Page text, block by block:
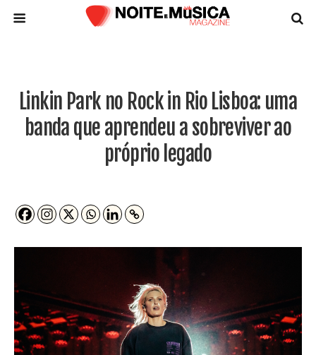
Linkin Park no Rock in Rio Lisboa: uma
banda que aprendeu a sobreviver ao
próprio legado